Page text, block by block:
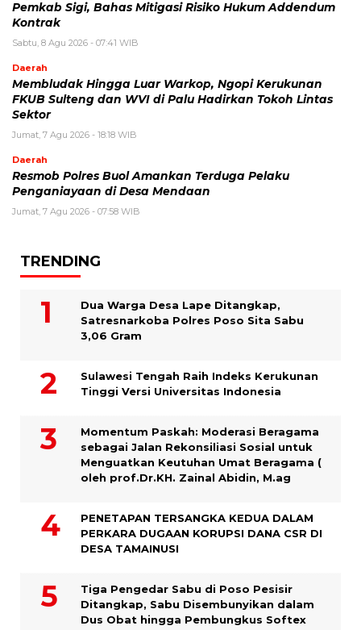
Pemkab Sigi, Bahas Mitigasi Risiko Hukum Addendum
Kontrak
Sabtu, 8 Agu 2026 - 07:41 WIB
Daerah
Membludak Hingga Luar Warkop, Ngopi Kerukunan
FKUB Sulteng dan WVI di Palu Hadirkan Tokoh Lintas
Sektor
Jumat, 7 Agu 2026 - 18:18 WIB
Daerah
Resmob Polres Buol Amankan Terduga Pelaku
Penganiayaan di Desa Mendaan
Jumat, 7 Agu 2026 - 07:58 WIB
TRENDING
Dua Warga Desa Lape Ditangkap,
Satresnarkoba Polres Poso Sita Sabu
3,06 Gram
Sulawesi Tengah Raih Indeks Kerukunan
Tinggi Versi Universitas Indonesia
Momentum Paskah: Moderasi Beragama
sebagai Jalan Rekonsiliasi Sosial untuk
Menguatkan Keutuhan Umat Beragama (
oleh prof.Dr.KH. Zainal Abidin, M.ag
PENETAPAN TERSANGKA KEDUA DALAM
PERKARA DUGAAN KORUPSI DANA CSR DI
DESA TAMAINUSI
Tiga Pengedar Sabu di Poso Pesisir
Ditangkap, Sabu Disembunyikan dalam
Dus Obat hingga Pembungkus Softex